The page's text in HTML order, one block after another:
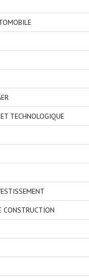
TECHNOLOGIQUE
CONSTRUCTION